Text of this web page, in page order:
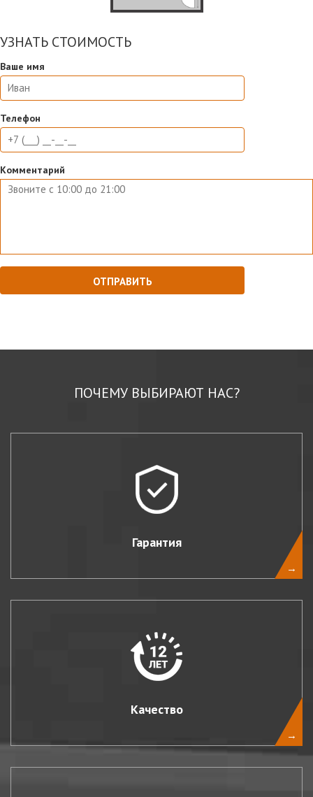
УЗНАТЬ СТОИМОСТЬ
Ваше имя
Телефон
Комментарий
ПОЧЕМУ ВЫБИРАЮТ НАС?
Гарантия
→
Качество
→